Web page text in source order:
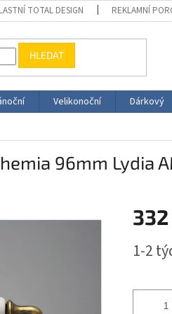
TOTAL DESIGN REKLAMNÍ
HLEDAT
Velikonoční Dárkový
96mm Lydia
332
cena:
1-2